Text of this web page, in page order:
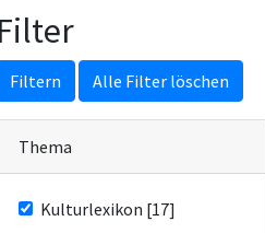
Filter
Filtern Alle Filter löschen
Thema
Kulturlexikon [17]